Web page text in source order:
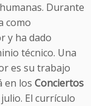
Durante
como
y ha dado
técnico. Una
es su trabajo
en los Conciertos
El currículo